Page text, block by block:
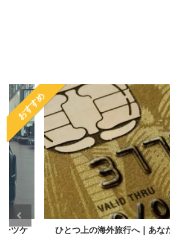
おすすめ
ーツケ
ひとつ上の海外旅行へ｜あな